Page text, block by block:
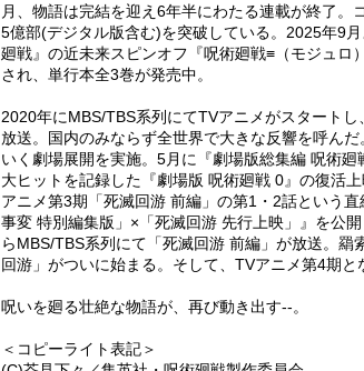
月、物語は完結を迎え6年半にわたる連載が終了。
5億部(デジタル版含む)を突破している。2025年9
廻戦』の近未来スピンオフ『呪術廻戦≡（モジュロ
され、単行本全3巻が発売中。
2020年にMBS/TBS系列にてTVアニメがスタート
放送。国内のみならず全世界で大きな反響を呼ん
いく劇場展開を実施。5月に『劇場版総集編 呪術
大ヒットを記録した『劇場版 呪術廻戦 0』の復活
アニメ第3期「死滅回游 前編」の第1・2話という
事変 特別編集版」×「死滅回游 先行上映」』を公
らMBS/TBS系列にて「死滅回游 前編」が放送。
回游」がついに始まる。そして、TVアニメ第4期と
呪いを廻る壮絶な物語が、再び動き出す--。
＜コピーライト表記＞